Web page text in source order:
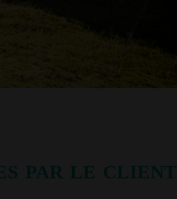
par le client